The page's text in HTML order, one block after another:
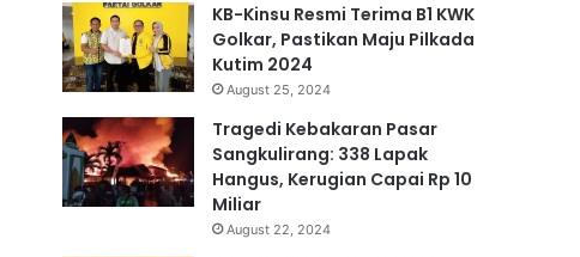
KB-Kinsu Resmi Terima B1 KWK
Golkar, Pastikan Maju Pilkada
Kutim 2024
August 25, 2024
Tragedi Kebakaran Pasar
Sangkulirang: 338 Lapak
Hangus, Kerugian Capai Rp 10
Miliar
August 22, 2024